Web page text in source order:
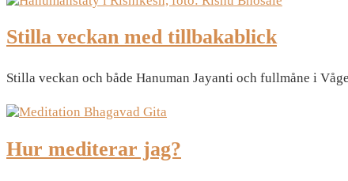
Stilla veckan med tillbakablick
Stilla veckan och både Hanuman Jayanti och fullmåne i
Hur mediterar jag?